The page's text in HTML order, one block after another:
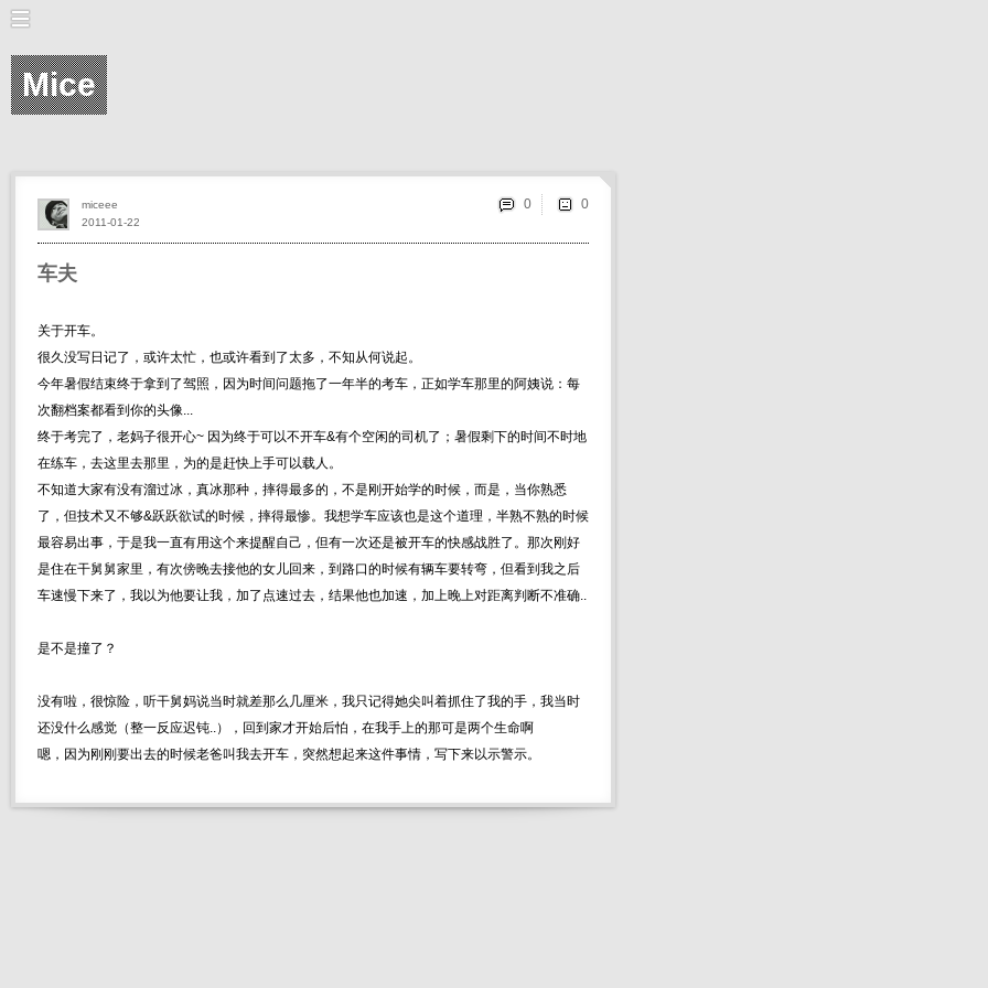
Mice
车夫
关于开车。
很久没写日记了，或许太忙，也或许看到了太多，不知从何说起。
今年暑假结束终于拿到了驾照，因为时间问题拖了一年半的考车，正如学车那里的阿姨说：每
次翻档案都看到你的头像...
终于考完了，老妈子很开心~ 因为终于可以不开车&有个空闲的司机了；暑假剩下的时间不时地
在练车，去这里去那里，为的是赶快上手可以载人。
不知道大家有没有溜过冰，真冰那种，摔得最多的，不是刚开始学的时候，而是，当你熟悉
了，但技术又不够&跃跃欲试的时候，摔得最惨。我想学车应该也是这个道理，半熟不熟的时候
最容易出事，于是我一直有用这个来提醒自己，但有一次还是被开车的快感战胜了。那次刚好
是住在干舅舅家里，有次傍晚去接他的女儿回来，到路口的时候有辆车要转弯，但看到我之后
车速慢下来了，我以为他要让我，加了点速过去，结果他也加速，加上晚上对距离判断不准确..
是不是撞了？
没有啦，很惊险，听干舅妈说当时就差那么几厘米，我只记得她尖叫着抓住了我的手，我当时
还没什么感觉（整一反应迟钝..），回到家才开始后怕，在我手上的那可是两个生命啊
嗯，因为刚刚要出去的时候老爸叫我去开车，突然想起来这件事情，写下来以示警示。
2011-01-22
miceee 0